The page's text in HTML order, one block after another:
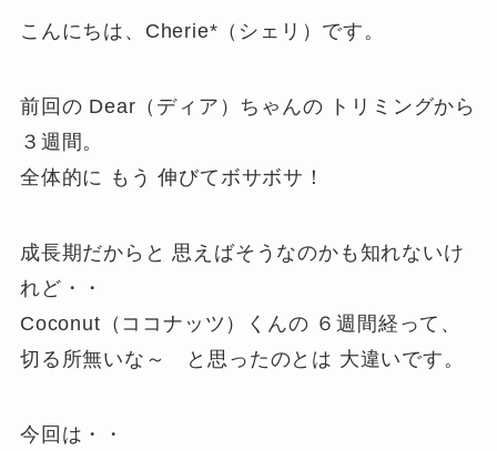
こんにちは、Cherie*（シェリ）です。
前回の Dear（ディア）ちゃんの トリミングから
３週間。
全体的に もう 伸びてボサボサ！
成長期だからと 思えばそうなのかも知れないけ
れど・・
Coconut（ココナッツ）くんの ６週間経って、
切る所無いな～ と思ったのとは 大違いです。
今回は・・